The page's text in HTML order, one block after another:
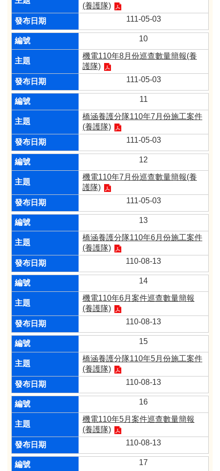
(養護隊)
111-05-03
10
機電110年8月份巡查數量簡報(養
護隊)
111-05-03
11
橋涵養護分隊110年7月份施工案件
(養護隊)
111-05-03
12
機電110年7月份巡查數量簡報(養
護隊)
111-05-03
13
橋涵養護分隊110年6月份施工案件
(養護隊)​
110-08-13
14
機電110年6月案件巡查數量簡報
(養護隊)​
110-08-13
15
橋涵養護分隊110年5月份施工案件
(養護隊)​
110-08-13
16
機電110年5月案件巡查數量簡報
(養護隊)​
110-08-13
17